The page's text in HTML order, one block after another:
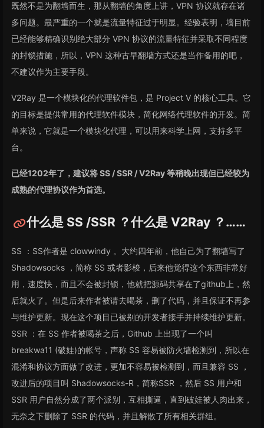
既然不是为翻墙而生，那从翻墙的角度上讲，VPN 协议就存在诸
多问题。最严重的一个就是流量特征过于明显。经验表明，墙目前
已经能够精确识别绝大部分 VPN 协议的流量特征并采取不同程度
的封锁措施，所以，VPN 这种古早翻墙方式还是当作备用的吧，
不建议作为主要手段。
V2Ray 是一个模块化的代理软件包，是 Project V 的核心工具。它
的目标是提供常用的代理软件模块，简化网络代理软件的开发。简
单来说，它就是一个模块化代理，可以用来科学上网，支持多平
台。
已经1202年了，建议将 SS / SSR / V2Ray 等稍晚出现但已经较为
成熟的代理协议作为首选。
什么是 SS /SSR ？什么是 V2Ray ？……
SS ：SS作者是 clowwindy 。大约四年前，他自己为了翻墙写了
Shadowsocks ，简称 SS 或者影梭，后来他觉得这个东西非常好
用，速度快，而且不会被封锁，他就把源码共享在了github上，然
后就火了。但是后来作者被请去喝茶，删了代码，并且保证不再参
与维护更新。现在这个项目已被别的开发者接手并持续维护更新。
SSR ：在 SS 作者被喝茶之后，Github 上出现了一个叫
breakwa11 (破娃)的帐号，声称 SS 容易被防火墙检测到，所以在
混淆和协议方面做了改进，更加不容易被检测到，而且兼容 SS ，
改进后的项目叫 Shadowsocks-R，简称SSR ，然后 SS 用户和
SSR 用户自然分成了两个派别，互相撕逼，直到破娃被人肉出来，
无奈之下删除了 SSR 的代码，并且解散了所有相关群组。